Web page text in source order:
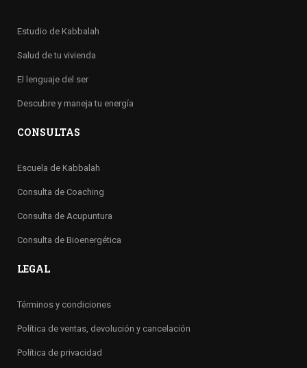
Estudio de Kabbalah
Salud de tu vivienda
El lenguaje del ser
Descubre y maneja tu energía
CONSULTAS
Escuela de Kabbalah
Consulta de Coaching
Consulta de Acupuntura
Consulta de Bioenergética
LEGAL
Términos y condiciones
Política de ventas, devolución y cancelación
Política de privacidad